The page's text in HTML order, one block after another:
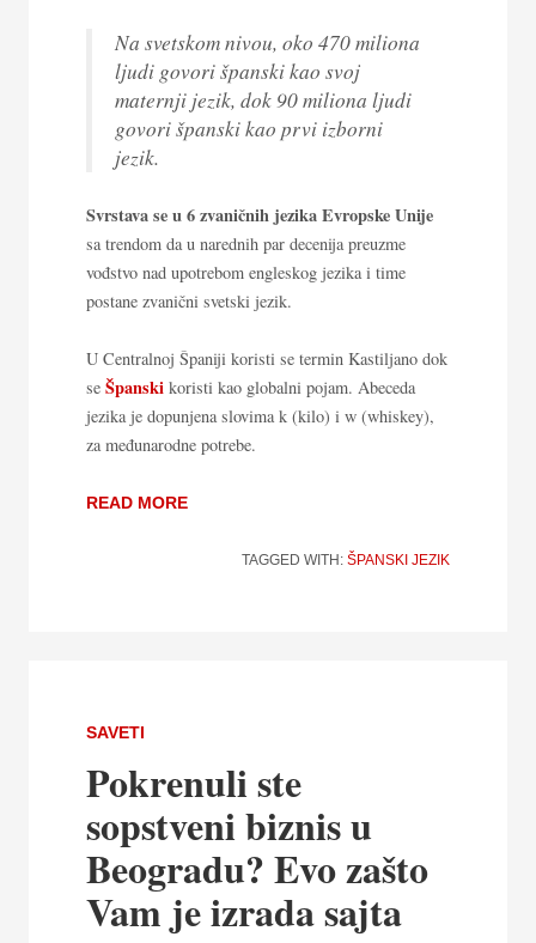
Na svetskom nivou, oko 470 miliona
ljudi govori španski kao svoj
maternji jezik, dok 90 miliona ljudi
govori španski kao prvi izborni
jezik.
Svrstava se u 6 zvaničnih jezika Evropske Unije
sa trendom da u narednih par decenija preuzme
vođstvo nad upotrebom engleskog jezika i time
postane zvanični svetski jezik.
U Centralnoj Španiji koristi se termin Kastiljano dok
se Španski koristi kao globalni pojam. Abeceda
jezika je dopunjena slovima k (kilo) i w (whiskey),
za međunarodne potrebe.
READ MORE
TAGGED WITH: ŠPANSKI JEZIK
SAVETI
Pokrenuli ste
sopstveni biznis u
Beogradu? Evo zašto
Vam je izrada sajta